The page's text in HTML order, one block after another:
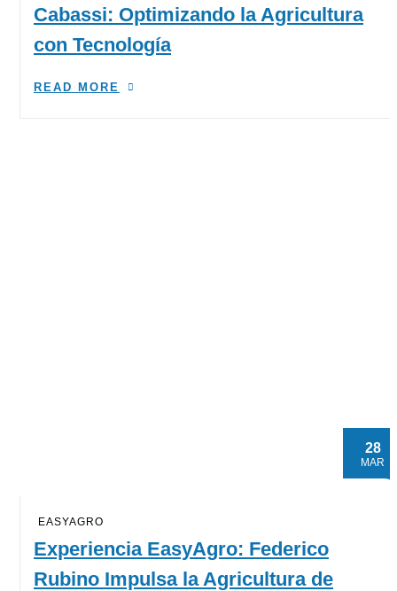
Cabassi: Optimizando la Agricultura
con Tecnología
READ MORE
28
MAR
EASYAGRO
Experiencia EasyAgro: Federico
Rubino Impulsa la Agricultura de